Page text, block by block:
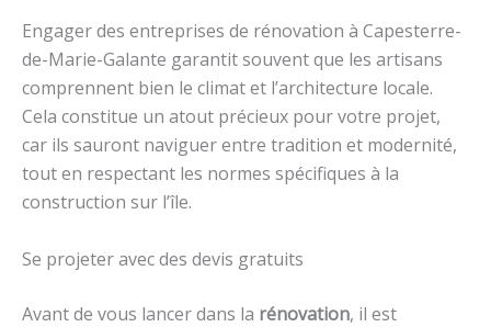
Engager des entreprises de rénovation à Capesterre-
de-Marie-Galante garantit souvent que les artisans
comprennent bien le climat et l’architecture locale.
Cela constitue un atout précieux pour votre projet,
car ils sauront naviguer entre tradition et modernité,
tout en respectant les normes spécifiques à la
construction sur l’île.
Se projeter avec des devis gratuits
Avant de vous lancer dans la rénovation, il est